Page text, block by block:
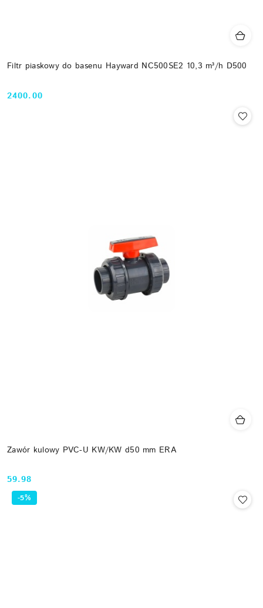
Filtr piaskowy do basenu Hayward NC500SE2 10,3 m³/h D500
Cena:
2400.00
Zawór kulowy PVC-U KW/KW d50 mm ERA
Cena:
59.98
-5%